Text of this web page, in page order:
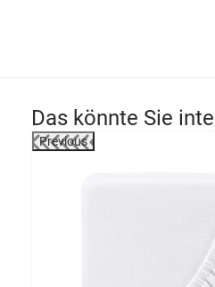
Das könnte Sie
Previous